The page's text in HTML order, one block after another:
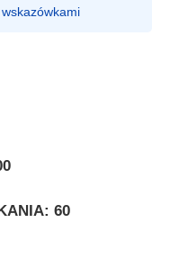
60